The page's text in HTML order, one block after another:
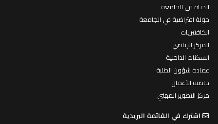
الحياة في الجامعة
جولة افتراضية في الجامعة
الكافتيريات
المركز الرياضي
السكنات الداخلية
عمادة شؤون الطلبة
حاضنة الأعمال
مركز التطوير المهني
اشترك في القائمة البريدية